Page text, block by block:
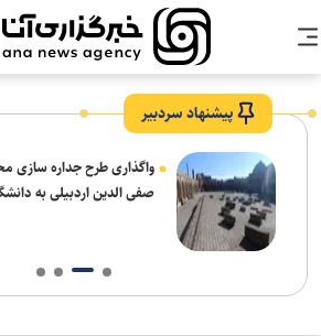
پیشنهاد سردبیر
واگذاری طرح جداره سازی
صفی الدین اردبیلی به